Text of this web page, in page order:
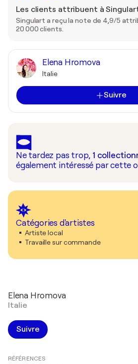
Les clients attribuent à
Singulart a reçu la note de 4,9/5
20 000 clients.
Elena Hromova
Italie
Suivre
Ne tardez pas trop, 1
également intéressé par cette
Catégories d'artistes
Artiste local
Travaille sur commande
Elena Hromova
Italie
Suivre
RÉFÉRENCES